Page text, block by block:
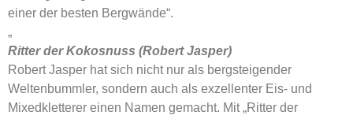
einer der besten Bergwände“.
„
Ritter der Kokosnuss (Robert Jasper)
Robert Jasper hat sich nicht nur als bergsteigender
Weltenbummler, sondern auch als exzellenter Eis- und
Mixedkletterer einen Namen gemacht. Mit „Ritter der